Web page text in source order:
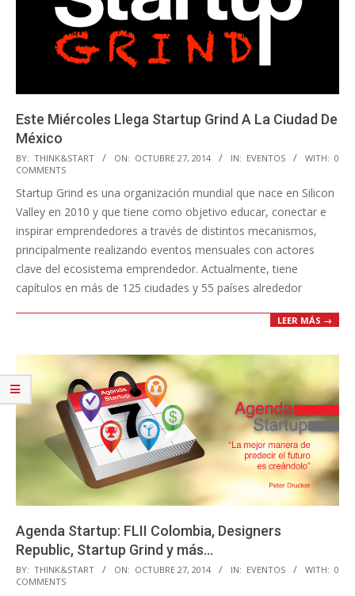
Este Miércoles Llega Startup Grind A La Ciudad De
México
2014-
10-
27
BY: THINK&START ON: OCTUBRE 27, 2014 IN: EVENTOS WITH: 0
COMMENTS
Startup Grind es una organización mundial que nace en Silicon
Valley en 2010 y que tiene como objetivo educar, conectar e
inspirar emprendedores a través de distintos mecanismos,
principalmente realizando eventos mensuales con actores
clave del ecosistema emprendedor. Actualmente, tiene
capítulos en más de 125 ciudades y 55 países alrededor
LEER MÁS →
Agenda Startup: FLII Colombia, Designers
Republic, Startup Grind y más…
2014-
10-
BY: THINK&START ON: OCTUBRE 27, 2014 IN: EVENTOS WITH: 0
COMMENTS